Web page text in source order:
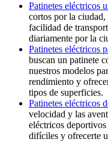
Patinetes eléctricos
cortos por la
facilidad de
diariamente por la
Patinetes eléctricos
buscan un patinete
nuestros modelos
rendimiento y
tipos de superficies.
Patinetes eléctricos
velocidad y las
eléctricos deportivos
difíciles y ofrecerte